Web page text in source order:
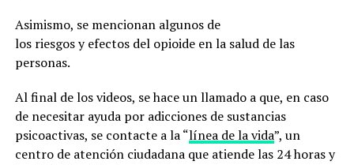
Asimismo, se mencionan algunos de
los riesgos y efectos del opioide en la salud de las
personas.
Al final de los videos, se hace un llamado a que, en caso
de necesitar ayuda por adicciones de sustancias
psicoactivas, se contacte a la “línea de la vida”, un
centro de atención ciudadana que atiende las 24 horas y